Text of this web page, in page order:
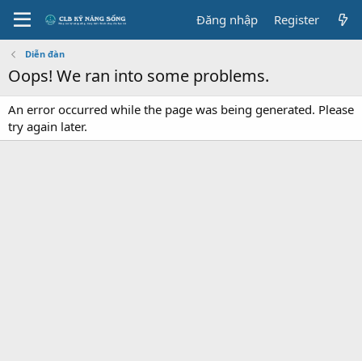
Đăng nhập Register
Diễn đàn
Oops! We ran into some problems.
An error occurred while the page was being generated. Please
try again later.